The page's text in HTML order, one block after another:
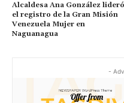
Alcaldesa Ana González lideró
el registro de la Gran Misión
Venezuela Mujer en
Naguanagua
-